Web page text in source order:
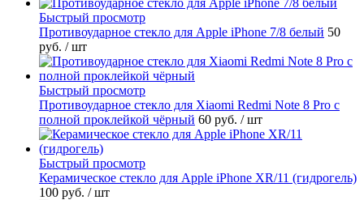
Быстрый просмотр
Противоударное стекло для Apple iPhone 7/8 белый 50
руб. / шт
Быстрый просмотр
Противоударное стекло для Xiaomi Redmi Note 8 Pro с
полной проклейкой чёрный 60 руб. / шт
Быстрый просмотр
Керамическое стекло для Apple iPhone XR/11 (гидрогель)
100 руб. / шт